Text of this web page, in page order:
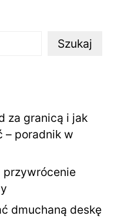
Szukaj
za granicą i jak
– poradnik w
przywrócenie
dmuchaną deskę